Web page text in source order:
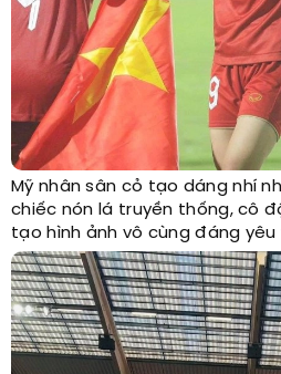
Mỹ nhân sân cỏ tạo dáng nhí
chiếc nón lá truyền thống, cô
tạo hình ảnh vô cùng đáng